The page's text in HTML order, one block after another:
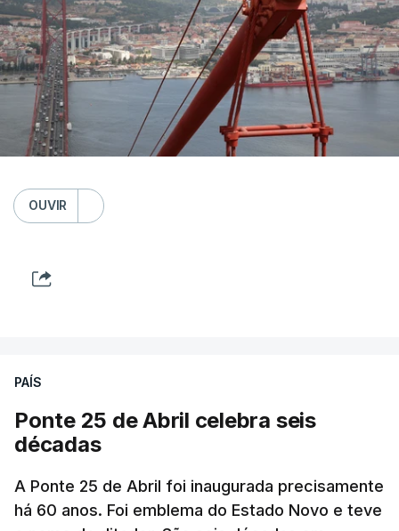
OUVIR
PAÍS
Ponte 25 de Abril celebra seis
décadas
A Ponte 25 de Abril foi inaugurada precisamente
há 60 anos. Foi emblema do Estado Novo e teve